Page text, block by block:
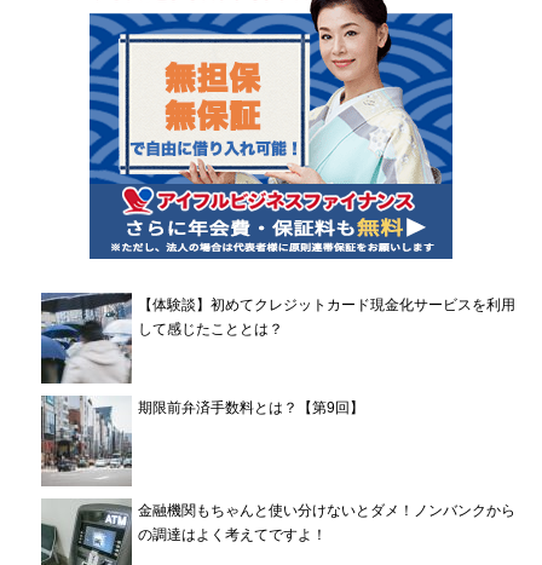
【体験談】初めてクレジットカード現金化サービスを利用
して感じたこととは？
期限前弁済手数料とは？【第9回】
金融機関もちゃんと使い分けないとダメ！ノンバンクから
の調達はよく考えてですよ！